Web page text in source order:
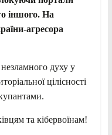
іншого. На
агресора
духу у
цілісності
та кібервоїнам!